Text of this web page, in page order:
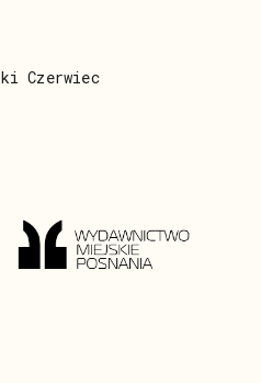
Czerwiec